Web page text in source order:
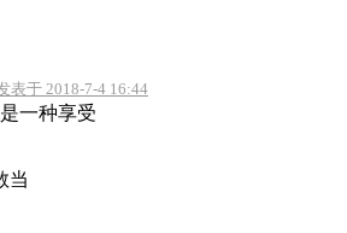
表于 2018-7-4 16:44
一种享受
当